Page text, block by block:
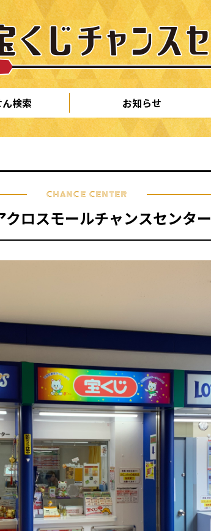
検索 お知らせ
CHANCE CENTER
クロスモールチャンスセンター